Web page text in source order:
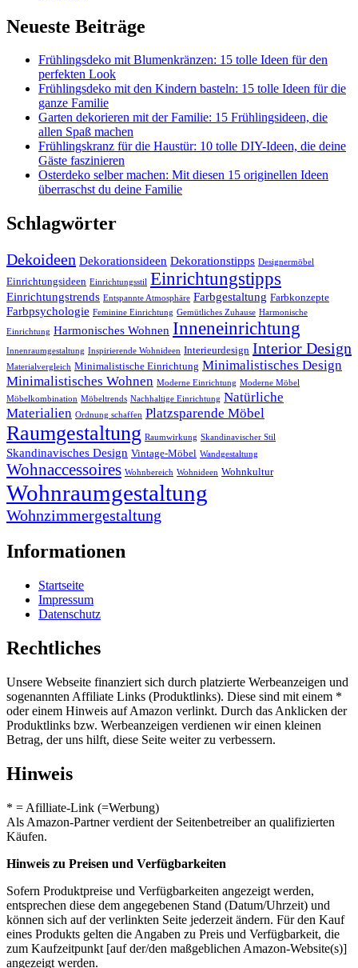
Neueste Beiträge
Frühlingsdeko mit Blumenkränzen: 15 tolle Ideen für den
perfekten Look
Frühlingsdeko mit den Kindern basteln: 15 tolle Ideen für die
ganze Familie
Garten dekorieren mit der Familie: 15 Frühlingsideen, die
allen Spaß machen
Frühlingskranz für die Haustür: 10 tolle DIY-Ideen, die deine
Gäste faszinieren
Osterdeko selber machen: Mit diesen 15 originellen Ideen
überraschst du deine Familie
Schlagwörter
Dekoideen Dekorationsideen Dekorationstipps Designermöbel
Einrichtungsideen Einrichtungsstil Einrichtungstipps
Einrichtungstrends Entspannte Atmosphäre Farbgestaltung Farbkonzepte
Farbpsychologie Feminine Einrichtung Gemütliches Zuhause Harmonische
Einrichtung Harmonisches Wohnen Inneneinrichtung
Innenraumgestaltung Inspirierende Wohnideen Interieurdesign Interior Design
Materialvergleich Minimalistische Einrichtung Minimalistisches Design
Minimalistisches Wohnen Moderne Einrichtung Moderne Möbel
Möbelkombination Möbeltrends Nachhaltige Einrichtung Natürliche
Materialien Ordnung schaffen Platzsparende Möbel
Raumgestaltung Raumwirkung Skandinavischer Stil
Skandinavisches Design Vintage-Möbel Wandgestaltung
Wohnaccessoires Wohnbereich Wohnideen Wohnkultur
Wohnraumgestaltung
Wohnzimmergestaltung
Informationen
Startseite
Impressum
Datenschutz
Rechtliches
Unsere Webseite finanziert sich durch platzierte Werbeanzeigen und
sogenannten Affiliate Links (Produktlinks). Diese sind mit einem *
oder einem Hinweis auf Amazon verlinkt. Durch das Anklicken der
Produktlinks bzw. Werbeanzeigen verdienen wir einen kleinen
Betrag, der uns hilft, diese Seite weiter zu verbessern.
Hinweis
* = Afilliate-Link (=Werbung)
Als Amazon-Partner verdient der Seitenbetreiber an qualifizierten
Käufen.
Hinweis zu Preisen und Verfügbarkeiten
Sofern Produktpreise und Verfügbarkeiten angezeigt werden,
entsprechen diese dem angegebenen Stand (Datum/Uhrzeit) und
können sich auf der verlinkten Seite jederzeit ändern. Für den Kauf
eines Produkts gelten die Angaben zu Preis und Verfügbarkeit, die
zum Kaufzeitpunkt [auf der/den maßgeblichen Amazon-Website(s)]
angezeigt werden.